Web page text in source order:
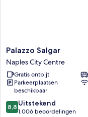
Palazzo
Salgar
Naples
City
Centre
Palazzo Salgar
Naples City Centre
Gratis ontbijt
Parkeerplaatsen
beschikbaar
8.8
van
8,8 Uitstekend
1.006 beoordelingen